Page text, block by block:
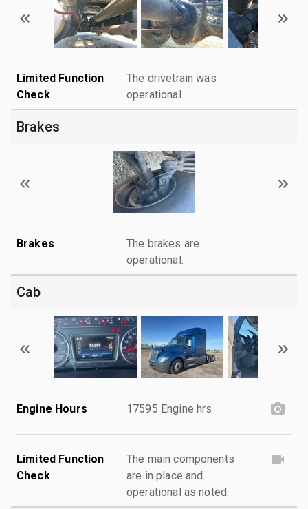
Limited Function
Check
The drivetrain was
operational.
Brakes
Brakes
The brakes are
operational.
Cab
Engine Hours 17595 Engine hrs
Limited Function
Check
The main components
are in place and
operational as noted.